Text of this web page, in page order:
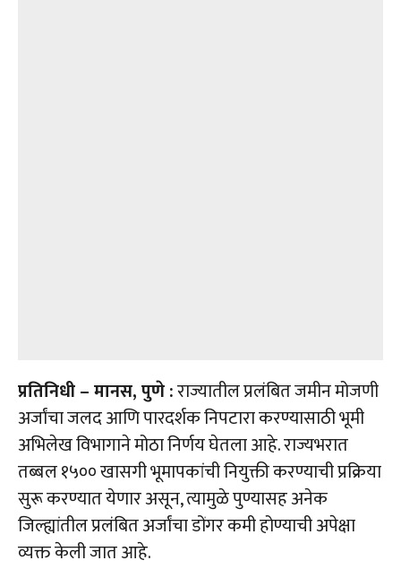
प्रतिनिधी – मानस, पुणे :राज्यातील प्रलंबित जमीन मोजणी
अर्जांचा जलद आणि पारदर्शक निपटारा करण्यासाठी भूमी
अभिलेख विभागाने मोठा निर्णय घेतला आहे. राज्यभरात
तब्बल १५०० खासगी भूमापकांची नियुक्ती करण्याची प्रक्रिया
सुरू करण्यात येणार असून, त्यामुळे पुण्यासह अनेक
जिल्ह्यांतील प्रलंबित अर्जांचा डोंगर कमी होण्याची अपेक्षा
व्यक्त केली जात आहे.